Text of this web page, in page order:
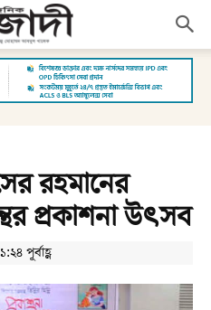
রহমানের
প্রকাশনা উৎসব
পূর্বাহ্ণ